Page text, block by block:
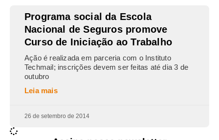
Programa social da Escola
Nacional de Seguros promove
Curso de Iniciação ao Trabalho
Ação é realizada em parceria com o Instituto
Techmail; inscrições devem ser feitas até dia 3 de
outubro
Leia mais
26 de setembro de 2014